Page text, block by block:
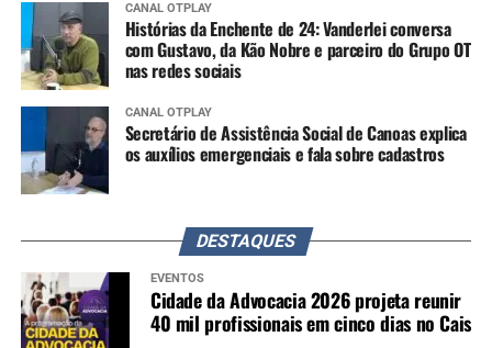
CANAL OTPLAY
Histórias da Enchente de 24: Vanderlei conversa
com Gustavo, da Kão Nobre e parceiro do Grupo OT
nas redes sociais
CANAL OTPLAY
Secretário de Assistência Social de Canoas explica
os auxílios emergenciais e fala sobre cadastros
DESTAQUES
EVENTOS
Cidade da Advocacia 2026 projeta reunir
40 mil profissionais em cinco dias no Cais